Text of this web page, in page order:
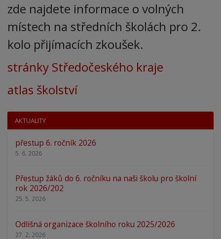
zde najdete informace o volných
místech na středních školách pro 2.
kolo přijímacích zkoušek.
stránky Středočeského kraje
atlas školství
AKTUALITY
přestup 6. ročník 2026
5. 6. 2026
Přestup žáků do 6. ročníku na naši školu pro školní
rok 2026/202
25. 5. 2026
Odlišná organizace školního roku 2025/2026
27. 2. 2026